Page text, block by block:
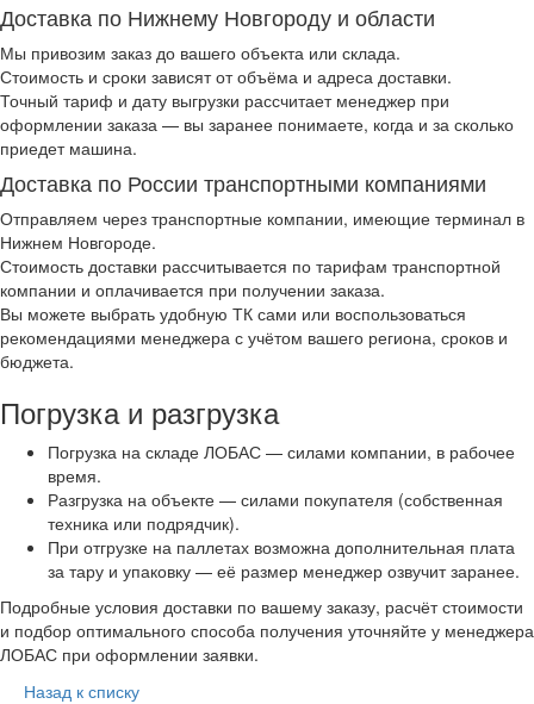
Доставка по Нижнему Новгороду и области
Мы привозим заказ до вашего объекта или склада.
Стоимость и сроки зависят от объёма и адреса доставки.
Точный тариф и дату выгрузки рассчитает менеджер при
оформлении заказа — вы заранее понимаете, когда и за сколько
приедет машина.
Доставка по России транспортными компаниями
Отправляем через транспортные компании, имеющие терминал в
Нижнем Новгороде.
Стоимость доставки рассчитывается по тарифам транспортной
компании и оплачивается при получении заказа.
Вы можете выбрать удобную ТК сами или воспользоваться
рекомендациями менеджера с учётом вашего региона, сроков и
бюджета.
Погрузка и разгрузка
Погрузка на складе ЛОБАС — силами компании, в рабочее
время.
Разгрузка на объекте — силами покупателя (собственная
техника или подрядчик).
При отгрузке на паллетах возможна дополнительная плата
за тару и упаковку — её размер менеджер озвучит заранее.
Подробные условия доставки по вашему заказу, расчёт стоимости
и подбор оптимального способа получения уточняйте у менеджера
ЛОБАС при оформлении заявки.
Назад к списку